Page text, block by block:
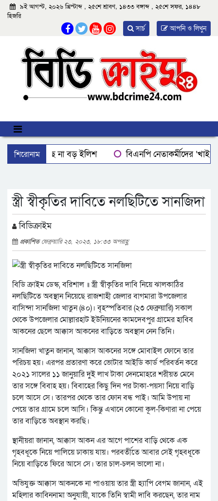
৯ই আগস্ট, ২০২৬ খ্রিস্টাব্দ , ২৫শে শ্রাবণ, ১৪৩৩ বঙ্গাব্দ , ২৫শে সফর, ১৪৪৮
হিজরি
আপনি ও লিখুন
সার্চ
শিরোনাম
বরিশালে মিলছে না বড় ইলিশ
বিএনপি নেতাকর্মীদের ‘খাই
স্ত্রী স্বীকৃতির দাবিতে নলছিটিতে সানজিদা
বিডিক্রাইম
প্রকাশিতফেব্রুয়ারি ২৩, ২০২৩, ১৮:৩৩ অপরাহ্ণ
বিডি ক্রাইম ডেস্ক, বরিশাল ॥ স্ত্রী স্বীকৃতির দাবি নিয়ে ঝালকাঠির
নলছিটিতে অবস্থান নিয়েছে রাজশাহী জেলার বাগমারা উপজেলার
বাসিন্দা সানজিদা খাতুন (৪০)। বৃহস্পতিবার (২৩ ফেব্রুয়ারি) সকাল
থেকে উপজেলার মোল্লারহাট ইউনিয়নের কামদেবপুর গ্রামের হাবিব
আকনের ছেলে আক্কাস আকনের বাড়িতে অবস্থান নেন তিনি।
সানজিদা খাতুন জানান, আক্কাস আকনের সঙ্গে মোবাইল ফোনে তার
পরিচয় হয়। এরপর প্রতারণা করে ভোটার আইডি কার্ড পরিবর্তন করে
২০২১ সালের ১১ জানুয়ারি দুই লাখ টাকা দেনমোহরে শরীয়ত মেনে
তার সঙ্গে বিবাহ হয়। বিবাহের কিছু দিন পর টাকা-পয়সা নিয়ে বাড়ি
চলে আসে সে। তারপর থেকে তার ফোন বন্ধ পাই। আমি উপায় না
পেয়ে তার গ্রামে চলে আসি। কিন্তু এখানে কোনো কূল-কিণারা না পেয়ে
তার বাড়িতে অবস্থান করছি।
স্থানীয়রা জানান, আক্কাস আকন এর আগে পাশের বাড়ি থেকে এক
গৃহবধূকে নিয়ে পালিয়ে ঢাকায় যায়। পরবর্তীতে আবার সেই গৃহবধূকে
নিয়ে বাড়িতে ফিরে আসে সে। তার চাল-চলন ভালো না।
অভিযুক্ত আক্কাস আকনকে না পাওয়ায় তার স্ত্রী হ্যাপি বেগম জানান, এই
মহিলার কাবিননামা অনুযায়ী, যাকে তিনি স্বামী দাবি করছেন, তার নাম